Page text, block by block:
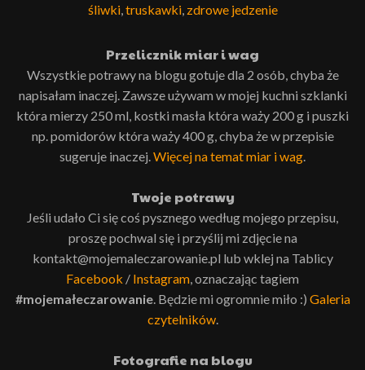
śliwki, truskawki, zdrowe jedzenie
Przelicznik miar i wag
Wszystkie potrawy na blogu gotuje dla 2 osób, chyba że
napisałam inaczej. Zawsze używam w mojej kuchni szklanki
która mierzy 250 ml, kostki masła która waży 200 g i puszki
np. pomidorów która waży 400 g, chyba że w przepisie
sugeruje inaczej. Więcej na temat miar i wag
Twoje potrawy
Jeśli udało Ci się coś pysznego według mojego przepisu,
proszę pochwal się i przyślij mi zdjęcie na
kontakt@mojemaleczarowanie.pl lub wklej na Tablicy
Facebook / Instagram , oznaczając tagiem
#mojemałeczarowanie. Będzie mi ogromnie miło :) Galeria
czytelników.
Fotografie na blogu